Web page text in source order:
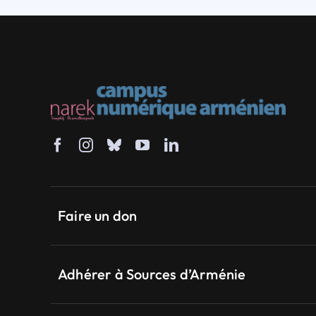
Faire un don
Adhérer à Sources d’Arménie